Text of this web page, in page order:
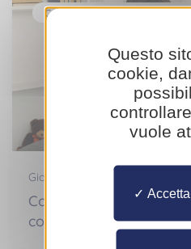
Campagne di sensibilizzazione
Giovedì 16 ottobre 2025
Come riconoscere i
conviverci?
Questo
cookie,
vuole